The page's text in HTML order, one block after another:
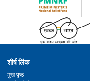
शीर्ष लिंक
मुख पृष्ठ